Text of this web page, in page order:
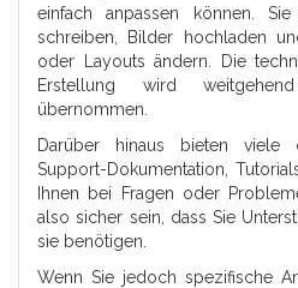
einfach anpassen können.
schreiben, Bilder hochladen
oder Layouts ändern. Die
Erstellung wird
übernommen.
Darüber hinaus bieten viele
Support-Dokumentation,
Ihnen bei Fragen oder
also sicher sein, dass Sie
sie benötigen.
Wenn Sie jedoch spezifische